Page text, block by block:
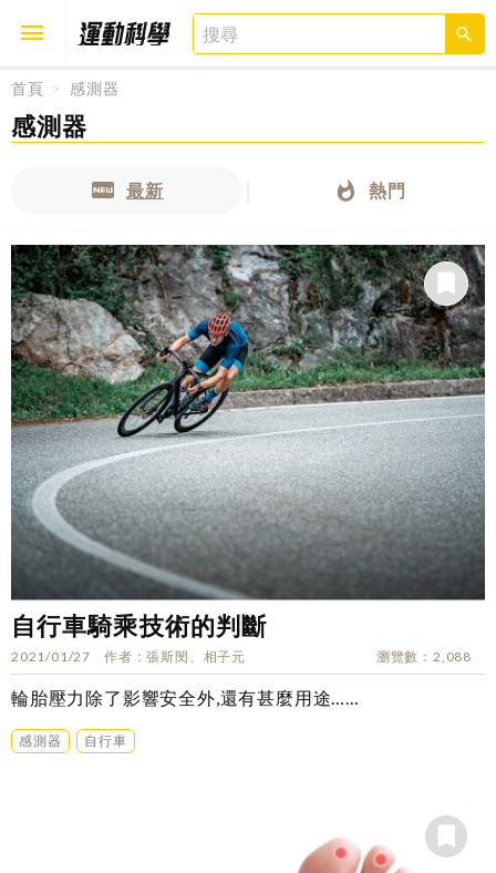
首頁 感測器
感測器
最新 熱門
自行車騎乘技術的判斷
2021/01/27 作者 張斯閔、相子元 瀏覽數 2,088
輪胎壓力除了影響安全外,還有甚麼用途……
感測器 自行車